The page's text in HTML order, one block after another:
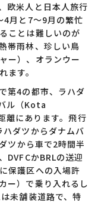
欧米人と日本人旅行
4月と7～9月の繁忙
ことは難しいのが
帯雨林、珍しい鳥
ー）、オランウー
ます。
第4の都市、ラハダ
ル（Kota
にあります。飛行
ダツからダナムバ
ツから車で2時間半
DVFCかBRLの送迎
保護区への入場許
ー）で乗り入れるし
未舗装道路で、特